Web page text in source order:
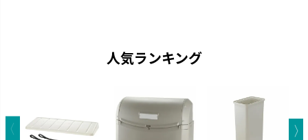
人気ランキング